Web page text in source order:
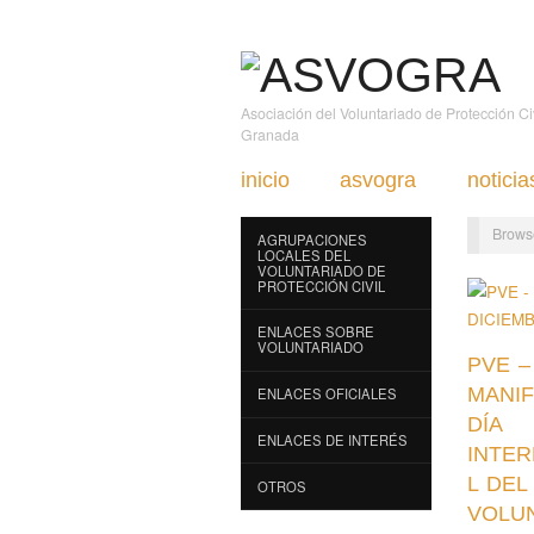
Asociación del Voluntariado de Protección
Granada
inicio asvogra
AGRUPACIONES
LOCALES DEL
VOLUNTARIADO DE
PROTECCIÓN CIVIL
ENLACES SOBRE
VOLUNTARIADO
ENLACES OFICIALES
ENLACES DE INTERÉS
OTROS
PVE –
DÍA
L DEL